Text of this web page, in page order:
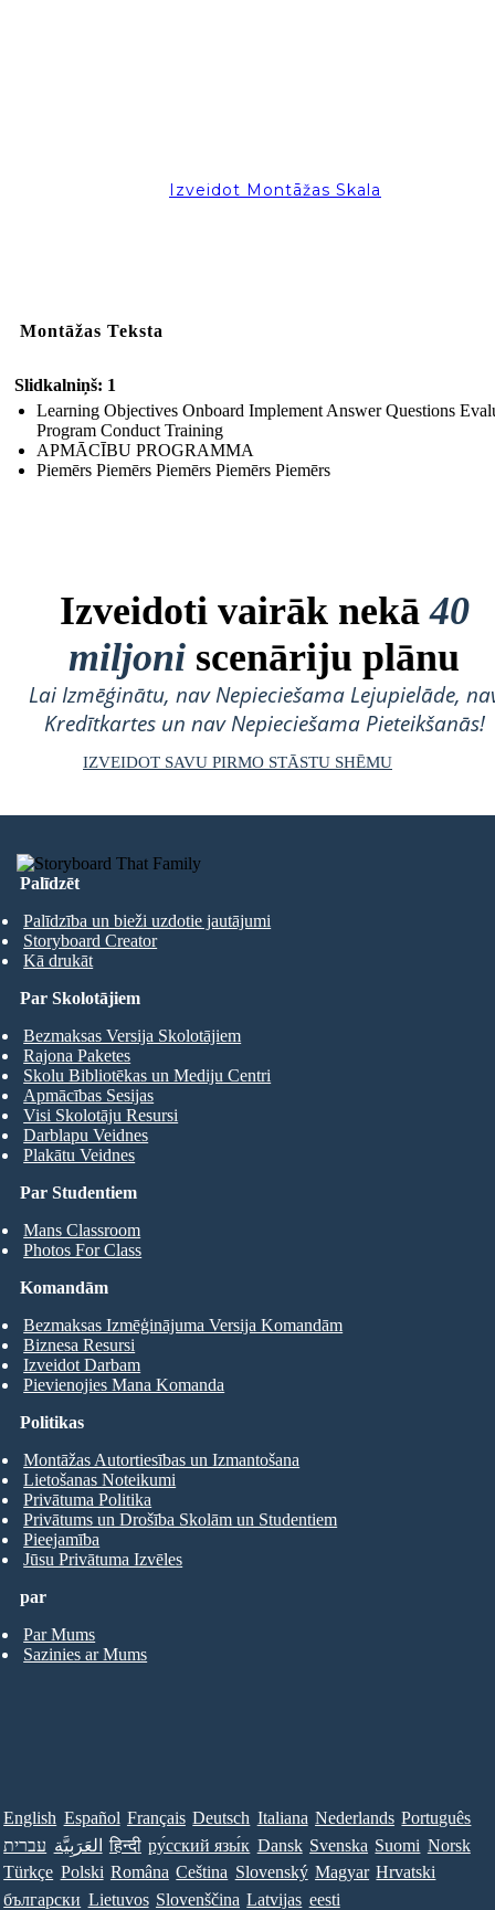
Izveidot Montāžas Skala
Montāžas Teksta
Slidkalniņš: 1
Learning Objectives Onboard Implement Answer Questions
Program Conduct Training
APMĀCĪBU PROGRAMMA
Piemērs Piemērs Piemērs Piemērs Piemērs
Izveidoti vairāk nekā40
miljoni scenāriju plānu
Lai Izmēģinātu, nav Nepieciešama Lejupielāde,
Kredītkartes un nav Nepieciešama Pieteikšanās!
IZVEIDOT SAVU PIRMO STĀSTU SHĒMU
Palīdzēt
Palīdzība un bieži uzdotie jautājumi
Storyboard Creator
Kā drukāt
Par Studentiem
Mans Classroom
Photos For Class
Par Skolotājiem
Bezmaksas Versija Skolotājiem
Rajona Paketes
Skolu Bibliotēkas un Mediju Centri
Apmācības Sesijas
Visi Skolotāju Resursi
Darblapu Veidnes
Plakātu Veidnes
Komandām
Bezmaksas Izmēģinājuma Versija Komandām
Biznesa Resursi
Izveidot Darbam
Pievienojies Mana Komanda
par
Par Mums
Sazinies ar Mums
Politikas
Montāžas Autortiesības un Izmantošana
Lietošanas Noteikumi
Privātuma Politika
Privātums un Drošība Skolām un Studentiem
Pieejamība
Jūsu Privātuma Izvēles
English Español Français Deutsch Italiana Nederlands Português
עברית العَرَبِيَّة हिन्दी ру́сский язы́к Dansk Svenska Suomi Norsk
Türkçe Polski Româna Ceština Slovenský Magyar Hrvatski
български Lietuvos Slovenščina Latvijas eesti